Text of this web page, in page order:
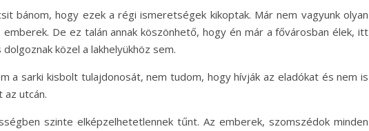
bánom, hogy ezek a régi ismeretségek kikoptak. Már nem vagyunk olyan
De ez talán annak köszönhető, hogy én már a fővárosban élek, itt
közel a lakhelyükhöz sem.
a sarki kisbolt tulajdonosát, nem tudom, hogy hívják az eladókat és nem is
az utcán.
szinte elképzelhetetlennek tűnt. Az emberek, szomszédok minden